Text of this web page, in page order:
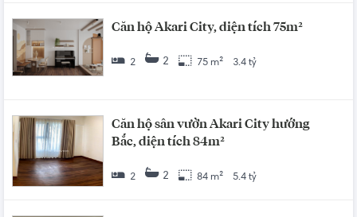
Căn hộ Akari City, diện tích 75m²
2 2 75 m² 3.4 tỷ
Căn hộ sân vườn Akari City hướng
Bắc, diện tích 84m²
2 2 84 m² 5.4 tỷ